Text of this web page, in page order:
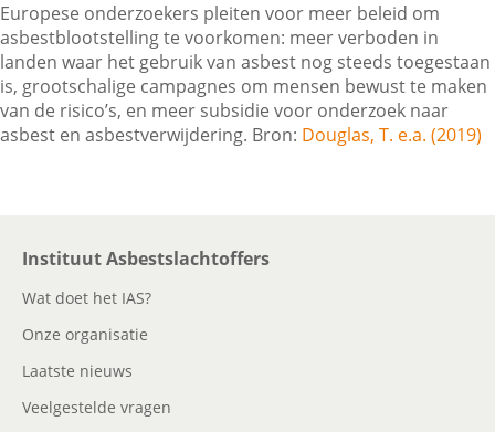
Veelgestelde vragen
Contactgegevens
Europese onderzoekers pleiten voor meer beleid om
asbestblootstelling te voorkomen: meer verboden in
landen waar het gebruik van asbest nog steeds toegestaan
is, grootschalige campagnes om mensen bewust te maken
van de risico’s, en meer subsidie voor onderzoek naar
asbest en asbestverwijdering. Bron: Douglas, T. e.a. (2019)
Instituut Asbestslachtoffers
Wat doet het IAS?
Onze organisatie
Laatste nieuws
Veelgestelde vragen